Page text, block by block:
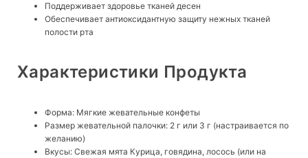
Поддерживает здоровье тканей десен
Обеспечивает антиоксидантную защиту нежных тканей
полости рта
Характеристики Продукта
Форма: Мягкие жевательные конфеты
Размер жевательной палочки: 2 г или 3 г (настраивается по
желанию)
Вкусы: Свежая мята Курица, говядина, лосось (или на